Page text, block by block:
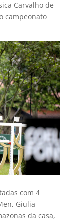
Carvalho de
campeonato
com 4
Giulia
da casa,